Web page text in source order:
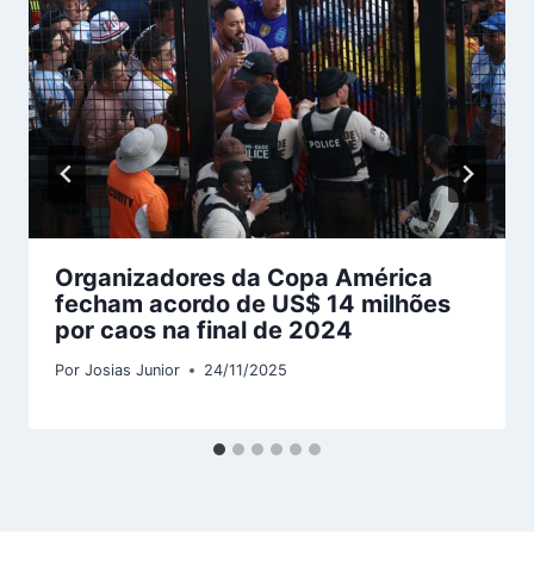
Organizadores da Copa América
fecham acordo de US$ 14 milhões
por caos na final de 2024
Por Josias Junior 24/11/2025